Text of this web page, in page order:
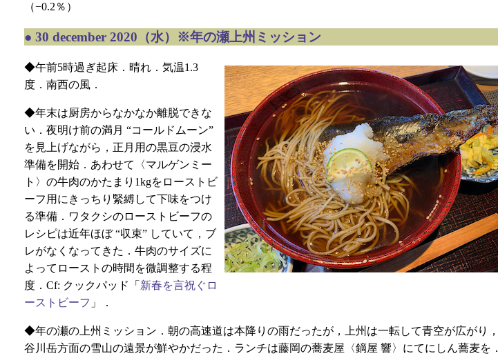
（−0.2％）
● 30 december 2020（水）※年の瀬上州ミッション
◆午前5時過ぎ起床．晴れ．気温1.3
度．南西の風．
◆年末は厨房からなかなか離脱できな
い．夜明け前の満月 “コールドムーン”
を見上げながら，正月用の黒豆の浸水
準備を開始．あわせて〈マルゲンミー
ト〉の牛肉のかたまり1kgをローストビ
ーフ用にきっちり緊縛して下味をつけ
る準備．ワタクシのローストビーフの
レシピは近年ほぼ “収束” していて，ブ
レがなくなってきた．牛肉のサイズに
よってローストの時間を微調整する程
度．Cf: クックパッド「 新春を言祝ぐロ
ーストビーフ 」．
◆年の瀬の上州ミッション．朝の高速道は本降りの雨だったが，上州は一転して青空が広がり，
谷川岳方面の雪山の遠景が鮮やかだった．ランチは藤岡の蕎麦屋〈鏑屋 響〉にてにしん蕎麦を．